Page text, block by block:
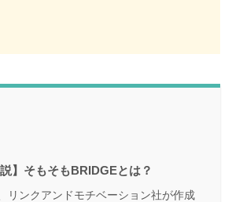
説】そもそもBRIDGEとは？
リンクアンドモチベーション社が作成